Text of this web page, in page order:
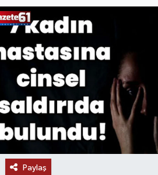
Paylaş
Son Dakika Haberleri
Haber Arşivi